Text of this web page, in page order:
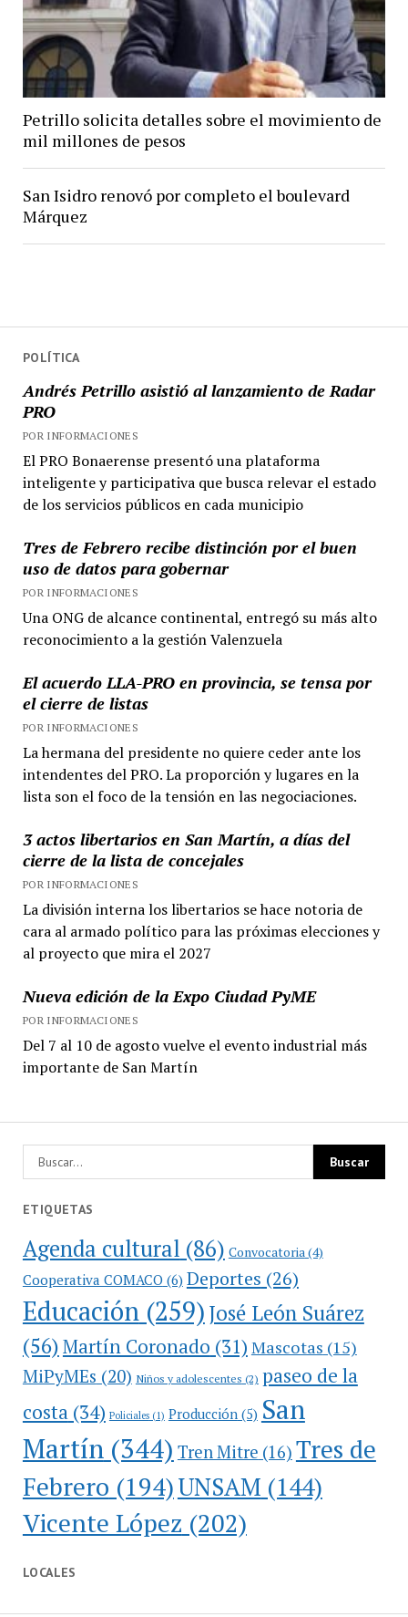
POLÍTICA
Andrés Petrillo asistió al lanzamiento de Radar
PRO
POR INFORMACIONES
El PRO Bonaerense presentó una plataforma
inteligente y participativa que busca relevar el estado
de los servicios públicos en cada municipio
Tres de Febrero recibe distinción por el buen
uso de datos para gobernar
POR INFORMACIONES
Una ONG de alcance continental, entregó su más alto
reconocimiento a la gestión Valenzuela
El acuerdo LLA-PRO en provincia, se tensa por
el cierre de listas
POR INFORMACIONES
La hermana del presidente no quiere ceder ante los
intendentes del PRO. La proporción y lugares en la
lista son el foco de la tensión en las negociaciones.
3 actos libertarios en San Martín, a días del
cierre de la lista de concejales
POR INFORMACIONES
La división interna los libertarios se hace notoria de
cara al armado político para las próximas elecciones y
al proyecto que mira el 2027
Nueva edición de la Expo Ciudad PyME
POR INFORMACIONES
Del 7 al 10 de agosto vuelve el evento industrial más
importante de San Martín
Petrillo solicita detalles sobre el movimiento de
mil millones de pesos
San Isidro renovó por completo el boulevard
Márquez
ETIQUETAS
Agenda cultural (86) Convocatoria (4)
Cooperativa COMACO(6) Deportes (26)
Educación(259)José León Suárez
(56)Martín Coronado (31) Mascotas (15)
MiPyMEs (20) Niños y adolescentes (2) paseo de la
costa(34) Policiales(1) Producción(5) San
Martín(344) Tren Mitre (16) Tres de
Febrero (194)UNSAM (144)
Vicente López (202)
LOCALES